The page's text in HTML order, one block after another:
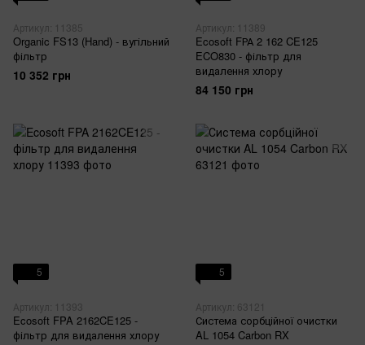
Артикул: 11385
Organic FS13 (Hand) - вугільний
фільтр
10 352 грн
Артикул: 11389
Ecosoft FРА 2 162 CE125
ECO830 - фільтр для
видалення хлору
84 150 грн
5
Артикул: 11393
Ecosoft FPA 2162CE125 -
фільтр для видалення хлору
5
Артикул: 63121
Система сорбційної очистки
AL 1054 Carbon RX